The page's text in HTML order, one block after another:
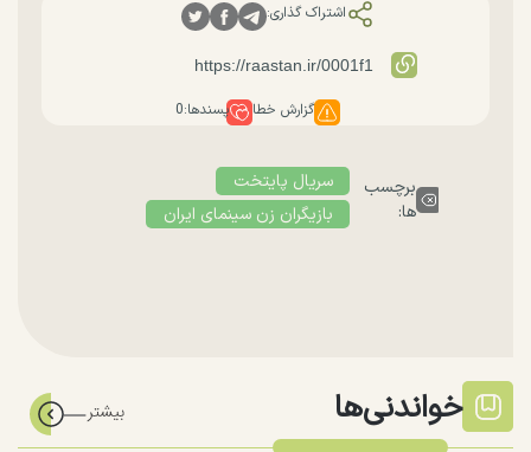
اشتراک گذاری:
گزارش خطا پسندها:0
برچسب
ها:
سریال پایتخت
بازیگران زن سینمای ایران
خواندنی‌ها